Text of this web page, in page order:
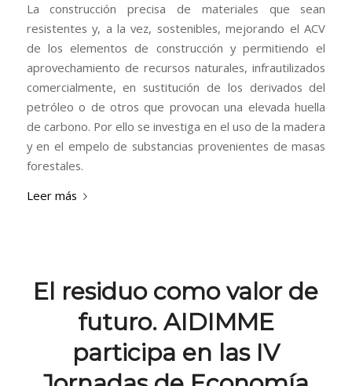
La construcción precisa de materiales que sean
resistentes y, a la vez, sostenibles, mejorando el ACV
de los elementos de construcción y permitiendo el
aprovechamiento de recursos naturales, infrautilizados
comercialmente, en sustitución de los derivados del
petróleo o de otros que provocan una elevada huella
de carbono. Por ello se investiga en el uso de la madera
y en el empelo de substancias provenientes de masas
forestales.
Leer más
El residuo como valor de
futuro. AIDIMME
participa en las IV